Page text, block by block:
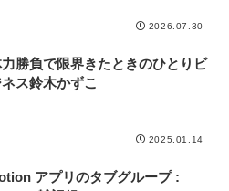
2026.07.30
勝負で限界きたときのひとりビ
ス鈴木かずこ
2025.01.14
アプリのタブグループ :